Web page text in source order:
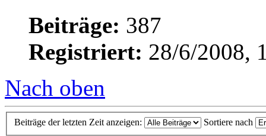
Beiträge: 387
Registriert: 28/6/2008,
Nach oben
Beiträge der letzten Zeit anzeigen: Sortiere nach